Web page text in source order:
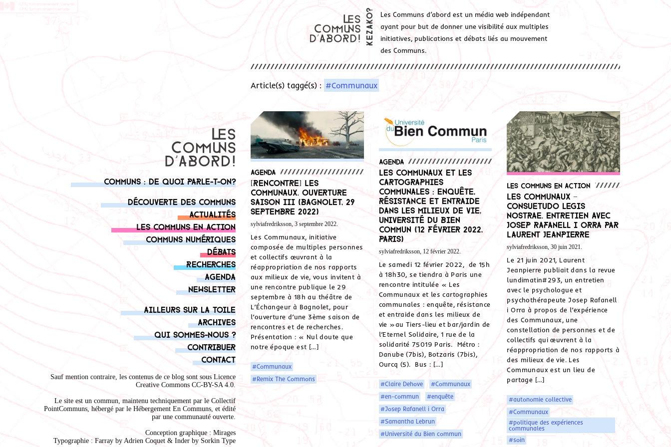
Les Communs d’abord est un média web indépendant
ayant pour but de donner une visibilité aux multiples
initiatives, publications et débats liés au mouvement
des Communs.
Communs : de quoi parle-t-on?
Découverte des communs
Actualités
Les communs en action
Communs numériques
Débats
Recherches
Agenda
Newsletter
Ailleurs sur la toile
Archives
Qui sommes-nous ?
Contribuer
Contact
Sauf mention contraire, les contenus de ce blog sont sous Licence
Creative Commons CC-BY-SA 4.0.
Le site est un commun, maintenu techniquement par le Collectif
PointCommuns, hébergé par le Hébergement En Communs, et édité
par une communauté ouverte.
Conception graphique : Mirages
Typographie : Farray by Adrien Coquet & Inder by Sorkin Type
Article(s) taggé(s) : #Communaux
Agenda
[Rencontre] Les
Communaux. Ouverture
saison III (Bagnolet, 29
septembre 2022)
sylviafredriksson, 3 septembre 2022.
Les Communaux, initiative
composée de multiples personnes
et collectifs œuvrant à la
réappropriation de nos rapports
aux milieux de vie, vous invitent à
une rencontre publique le 29
septembre à 18h au théâtre de
L’Échangeur à Bagnolet, pour
l’ouverture d’une 3ème saison de
rencontres et de recherches.
Présentation : « Nul doute que
notre époque est […]
#Communaux
#Remix The Commons
Agenda
Les Communaux et les
cartographies
communales : enquête,
résistance et entraide
dans les milieux de vie,
Université du Bien
Commun (12 février 2022,
Paris)
sylviafredriksson, 12 février 2022.
Le samedi 12 février 2022, de 15h
à 18h30, se tiendra à Paris une
rencontre intitulée « Les
Communaux et les cartographies
communales : enquête, résistance
et entraide dans les milieux de
vie »au Tiers-lieu et bar/jardin de
l’Eternel Solidaire, 1 rue de la
solidarité 75019 Paris. Métro :
Danube (7bis), Botzaris (7bis),
Ourcq (5). Bus : […]
#Claire Dehove
#Communaux
#en-commun
#enquête
#Josep Rafanell i Orra
#Samantha Lebrun
#Université du Bien commun
Les communs en action
Les Communaux –
Consuetudo legis
nostrae. Entretien avec
Josep Rafanell i Orra par
Laurent Jeanpierre
sylviafredriksson, 30 juin 2021.
Le 21 juin 2021, Laurent
Jeanpierre publiait dans la revue
lundimatin#293, un entretien
avec le psychologue et
psychothérapeute Josep Rafanell
i Orra à propos de l’expérience
des Communaux, une
constellation de personnes et de
collectifs qui œuvrent à la
réappropriation de nos rapports à
des milieux de vie. Les
Communaux est un lieu de
partage […]
#autonomie collective
#Communaux
#politique des expériences
communales
#soin